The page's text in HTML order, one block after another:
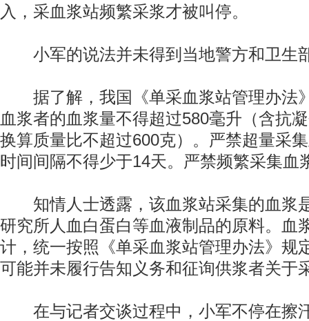
入，采血浆站频繁采浆才被叫停。
小军的说法并未得到当地警方和卫生
据了解，我国《单采血浆站管理办法
血浆者的血浆量不得超过580毫升（含抗
换算质量比不超过600克）。严禁超量采
时间间隔不得少于14天。严禁频繁采集血
知情人士透露，该血浆站采集的血浆
研究所人血白蛋白等血液制品的原料。血
计，统一按照《单采血浆站管理办法》规
可能并未履行告知义务和征询供浆者关于
在与记者交谈过程中，小军不停在擦